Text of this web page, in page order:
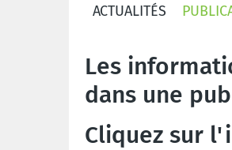
ACTUALITÉS
Les
dans une
Cliquez sur